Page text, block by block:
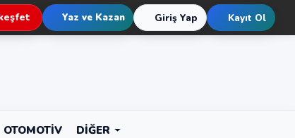
Yaz ve Kazan Giriş Yap Kayıt Ol
OTOMOTIV DIĞER